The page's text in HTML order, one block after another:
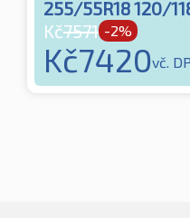
255/55R18 120/
Kč7571 -2%
Kč7420vč.